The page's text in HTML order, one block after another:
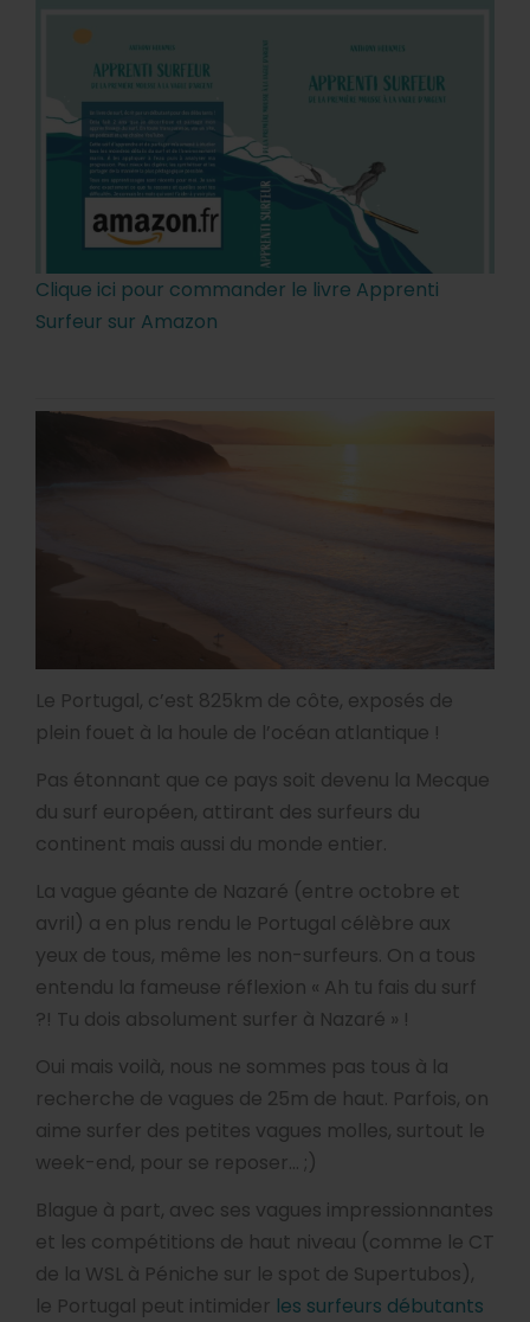
Clique ici pour commander le livre Apprenti
Surfeur sur Amazon
Le Portugal, c’est 825km de côte, exposés de
plein fouet à la houle de l’océan atlantique !
Pas étonnant que ce pays soit devenu la Mecque
du surf européen, attirant des surfeurs du
continent mais aussi du monde entier.
La vague géante de Nazaré (entre octobre et
avril) a en plus rendu le Portugal célèbre aux
yeux de tous, même les non-surfeurs. On a tous
entendu la fameuse réflexion « Ah tu fais du surf
?! Tu dois absolument surfer à Nazaré » !
Oui mais voilà, nous ne sommes pas tous à la
recherche de vagues de 25m de haut. Parfois, on
aime surfer des petites vagues molles, surtout le
week-end, pour se reposer… ;)
Blague à part, avec ses vagues impressionnantes
et les compétitions de haut niveau (comme le CT
de la WSL à Péniche sur le spot de Supertubos),
le Portugal peut intimider les surfeurs débutants